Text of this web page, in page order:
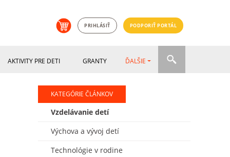
PRIHLÁSIŤ PODPORIŤ PORTÁL
AKTIVITY PRE DETI GRANTY ĎALŠIE
KATEGÓRIE ČLÁNKOV
Vzdelávanie detí
Výchova a vývoj detí
Technológie v rodine